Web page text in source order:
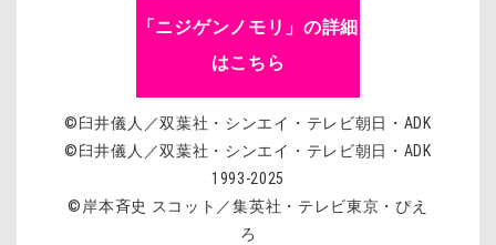
「ニジゲンノモリ」の詳細
はこちら
©臼井儀人／双葉社・シンエイ・テレビ朝日・ADK
©臼井儀人／双葉社・シンエイ・テレビ朝日・ADK
1993-2025
©岸本斉史 スコット／集英社・テレビ東京・ぴえ
ろ